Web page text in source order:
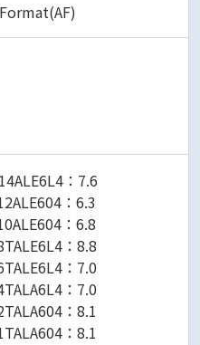
：7.6
：6.3
：6.8
：8.8
：7.0
：7.0
：8.1
：8.1